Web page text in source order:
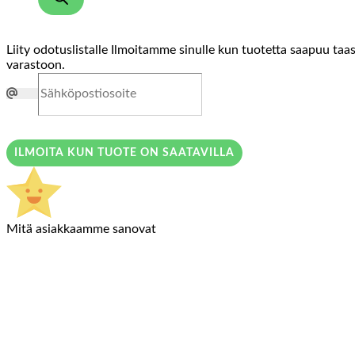
Liity odotuslistalle
Ilmoitamme sinulle kun tuotetta saapuu taas
varastoon.
ILMOITA KUN TUOTE ON SAATAVILLA
Mitä asiakkaamme sanovat